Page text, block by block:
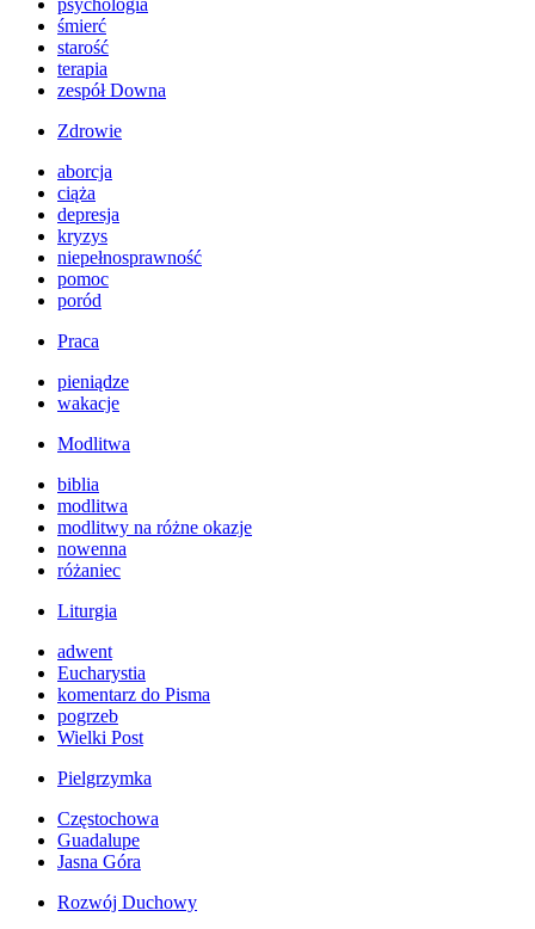
psychologia
śmierć
starość
terapia
zespół Downa
Zdrowie
aborcja
ciąża
depresja
kryzys
niepełnosprawność
pomoc
poród
Praca
pieniądze
wakacje
Modlitwa
biblia
modlitwa
modlitwy na różne okazje
nowenna
różaniec
Liturgia
adwent
Eucharystia
komentarz do Pisma
pogrzeb
Wielki Post
Pielgrzymka
Częstochowa
Guadalupe
Jasna Góra
Rozwój Duchowy